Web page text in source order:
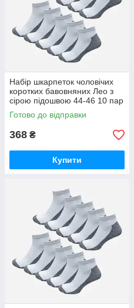
Набір шкарпеток чоловічих
коротких бавовняних Лео з
сірою підошвою 44-46 10 пар
Білий/Сірий
Готово до відправки
368 ₴
Купити